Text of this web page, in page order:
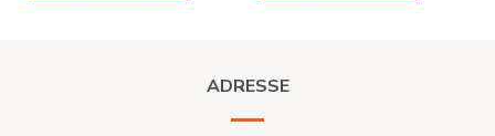
ADRESSE